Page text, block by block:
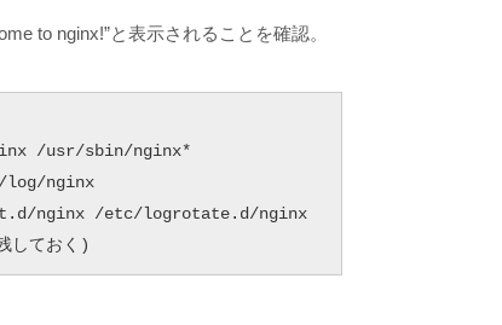
to nginx!”と表示されることを確認。
/usr/sbin/nginx*
nginx
nginx /etc/logrotate.d/nginx
しておく)